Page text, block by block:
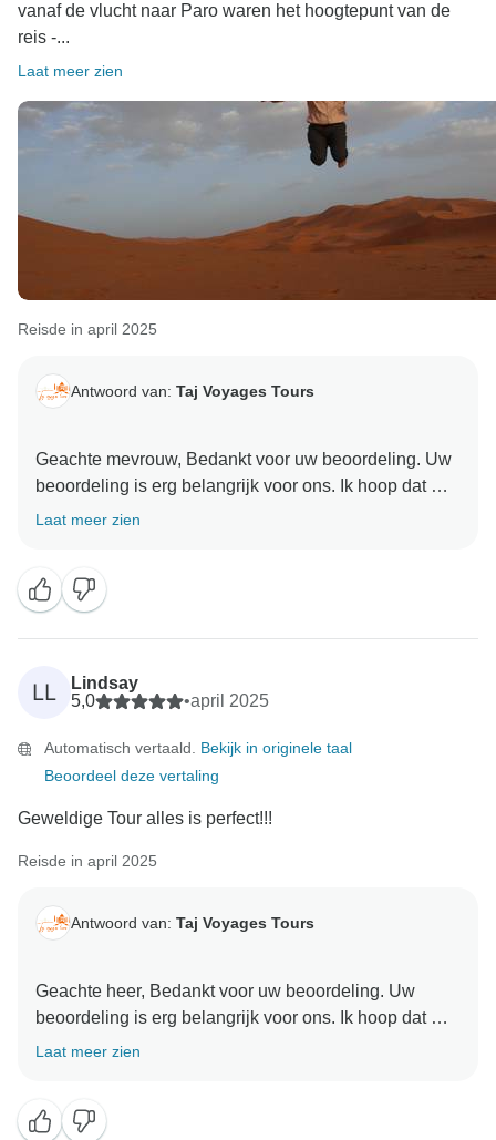
vanaf de vlucht naar Paro waren het hoogtepunt van de
reis -...
Laat meer zien
Reisde in april 2025
Antwoord van: Taj Voyages Tours
Geachte mevrouw, Bedankt voor uw beoordeling. Uw
beoordeling is erg belangrijk voor ons. Ik hoop dat we
aanbevelingen krijgen. Hartelijk dank dat u voor ons
Laat meer zien
LL
Lindsay
5,0
•april 2025
Automatisch vertaald. Bekijk in originele taal
Beoordeel deze vertaling
Geweldige Tour alles is perfect!!!
Reisde in april 2025
Antwoord van: Taj Voyages Tours
Geachte heer, Bedankt voor uw beoordeling. Uw
beoordeling is erg belangrijk voor ons. Ik hoop dat we
aanbevelingen krijgen. Hartelijk dank dat u voor ons
Laat meer zien